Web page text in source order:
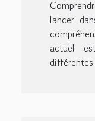
lancer
actuel